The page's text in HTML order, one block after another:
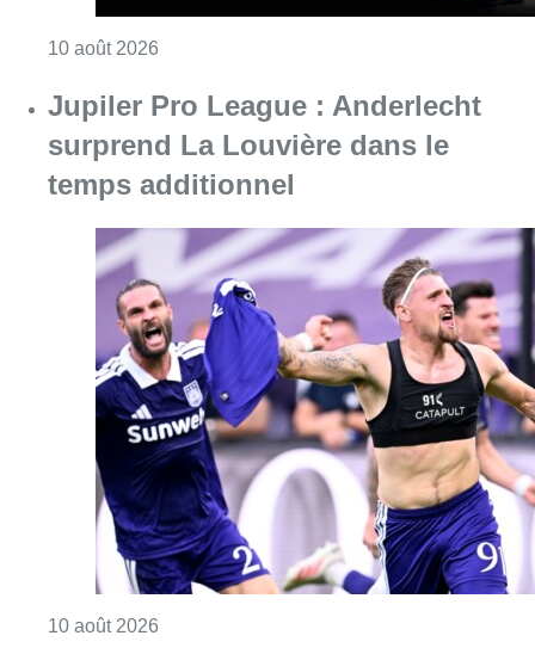
10 août 2026Consulter l'article "Jupiler Pro League :
Chaleur : 95% des maisons de
repos et hôpitaux doivent être
rénovés, selon Embuild